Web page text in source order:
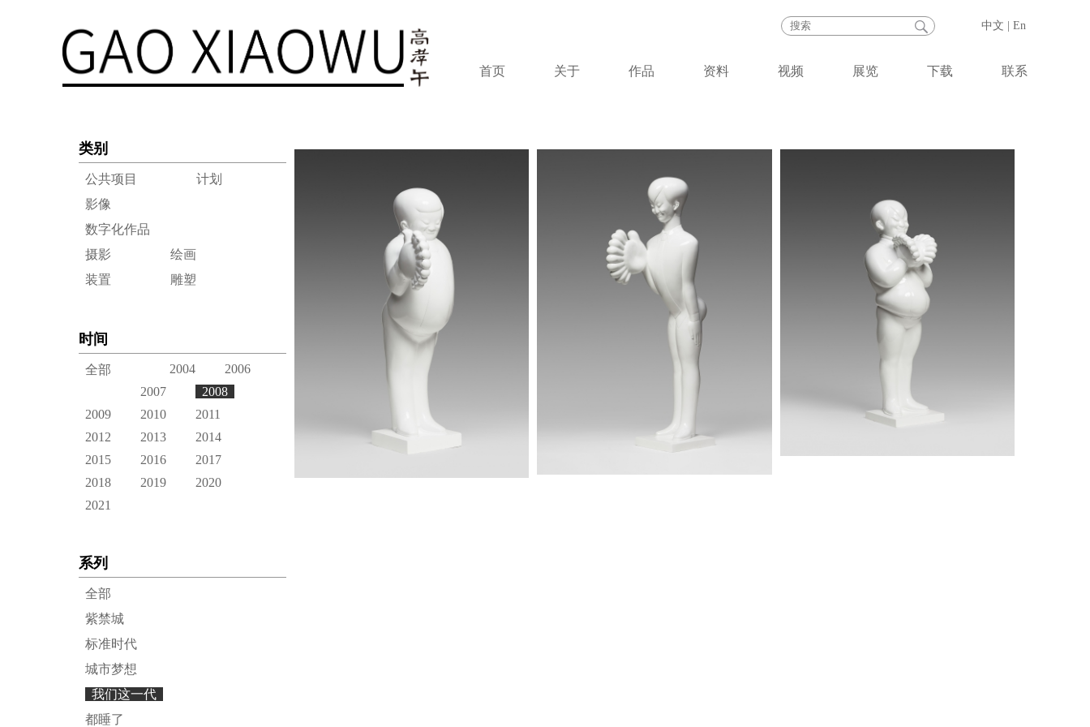
首页 关于 作品 资料 视频 展览 下载 联系
中文 En
类别
公共项目
计划
影像
数字化作品
摄影
绘画
装置
雕塑
时间
全部 2004
2006
2007
2008
2009
2010
2011
2012
2013
2014
2015
2016
2017
2018
2019
2020
2021
系列
全部
紫禁城
标准时代
城市梦想
我们这一代
都睡了